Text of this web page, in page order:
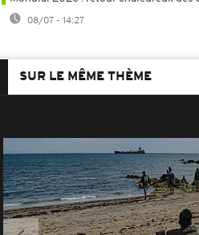
08/07 - 14:27
SUR LE MÊME THÈME